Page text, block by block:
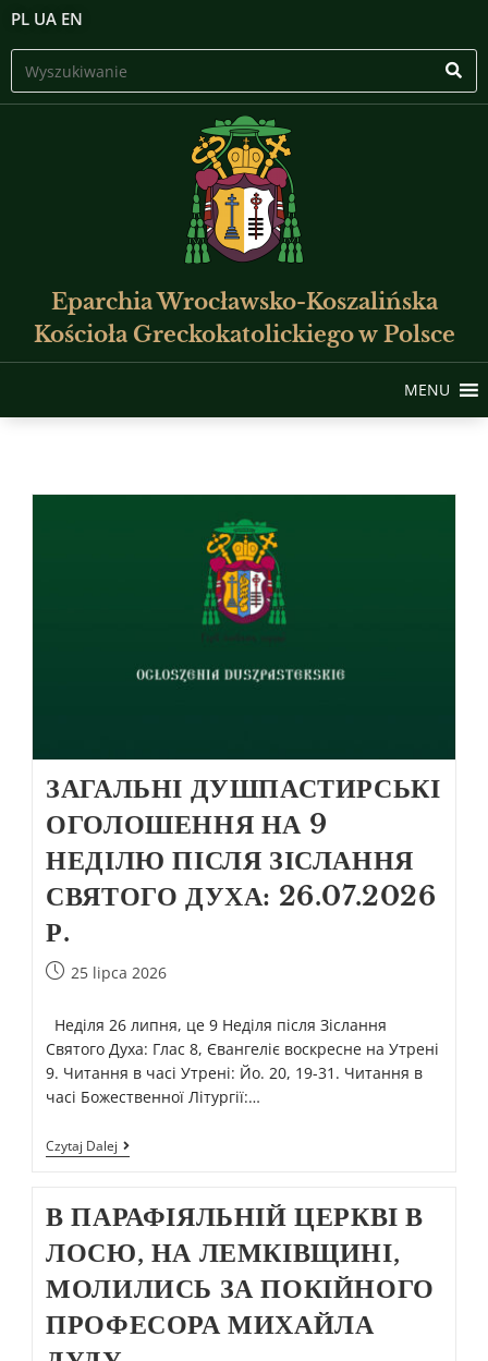
PL UA EN
Eparchia Wrocławsko-Koszalińska
Kościoła Greckokatolickiego w Polsce
MENU
ЗАГАЛЬНІ ДУШПАСТИРСЬКІ
ОГОЛОШЕННЯ НА 9
НЕДІЛЮ ПІСЛЯ ЗІСЛАННЯ
СВЯТОГО ДУХА: 26.07.2026
Р.
25 lipca 2026
Неділя 26 липня, це 9 Неділя після Зіслання
Святого Духа: Глас 8, Євангеліє воскресне на Утрені
9. Читання в часі Утрені: Йо. 20, 19-31. Читання в
часі Божественної Літургії:…
Czytaj Dalej
В ПАРАФІЯЛЬНІЙ ЦЕРКВІ В
ЛОСЮ, НА ЛЕМКІВЩИНІ,
МОЛИЛИСЬ ЗА ПОКІЙНОГО
ПРОФЕСОРА МИХАЙЛА